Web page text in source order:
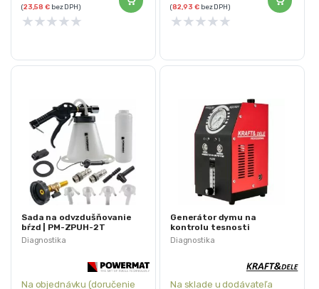
(23,58€bez DPH)
★★★★★
(82,93€bez DPH)
★★★★★
Diagnostika
Sada na odvzdušňovanie
bŕzd | PM-ZPUH-2T
Na objednávku (doručenie
Diagnostika
Generátor dymu na
kontrolu tesnosti
systémov, 9l/min | KD3521
Na sklade u dodávateľa